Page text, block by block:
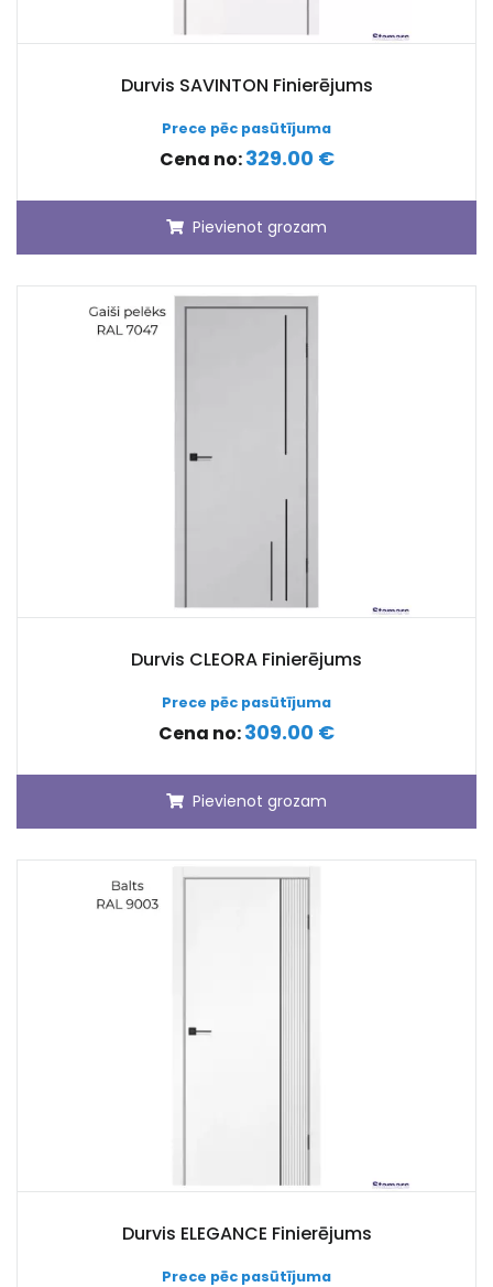
Durvis SAVINTON Finierējums
Prece pēc pasūtījuma
Cena no:329.00 €
Pievienot grozam
Durvis CLEORA Finierējums
Prece pēc pasūtījuma
Cena no:309.00 €
Pievienot grozam
Durvis ELEGANCE Finierējums
Prece pēc pasūtījuma